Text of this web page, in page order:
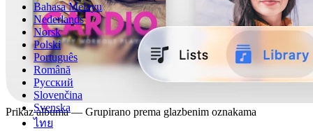
Bahasa Melayu
Nederlands
Norsk
Polski
Português
Română
Русский
Slovenčina
Svenska
ไทย
Prikaz albuma — Grupirano prema glazbenim oznakama